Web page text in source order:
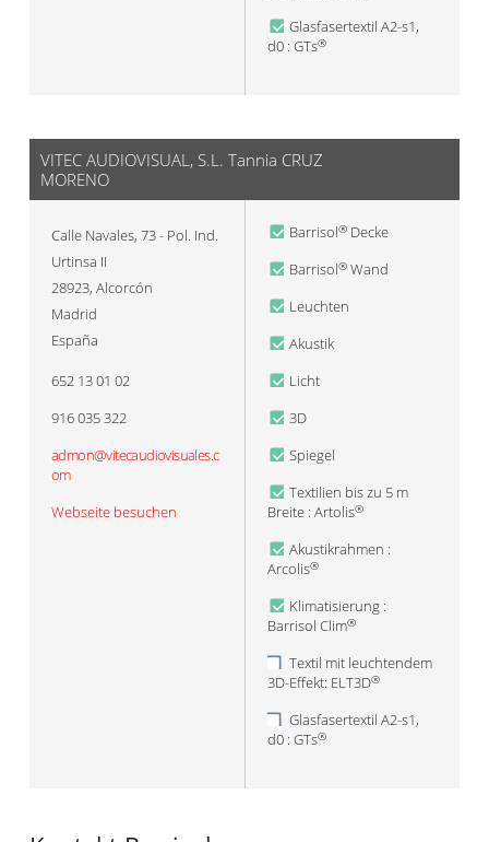
Glasfasertextil A2-s1,
d0 : GTs®
VITEC AUDIOVISUAL, S.L. Tannia CRUZ
MORENO
Calle Navales, 73 - Pol. Ind.
Urtinsa II
28923, Alcorcón
Madrid
España
652 13 01 02
916 035 322
admon@vitecaudiovisuales.c
om
Webseite besuchen
Barrisol® Decke
Barrisol® Wand
Leuchten
Akustik
Licht
3D
Spiegel
Textilien bis zu 5 m
Breite : Artolis®
Akustikrahmen :
Arcolis®
Klimatisierung :
Barrisol Clim®
Textil mit leuchtendem
3D-Effekt: ELT3D®
Glasfasertextil A2-s1,
d0 : GTs®